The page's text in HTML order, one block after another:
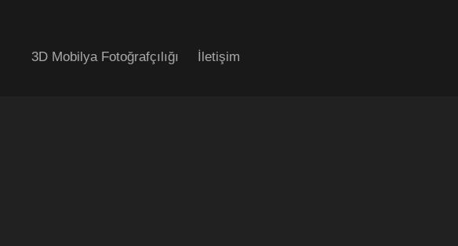
3D Mobilya Fotoğrafçılığı İletişim